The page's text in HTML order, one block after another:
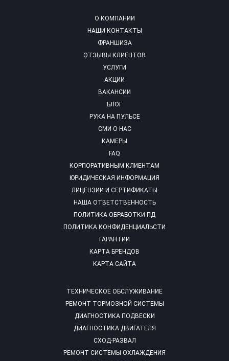
О КОМПАНИИ
НАШИ КОНТАКТЫ
ФРАНШИЗА
ОТЗЫВЫ КЛИЕНТОВ
УСЛУГИ
АКЦИИ
ВАКАНСИИ
БЛОГ
РУКА НА ПУЛЬСЕ
СМИ О НАС
КАМЕРЫ
FAQ
ТЕХНИЧЕСКОЕ ОБСЛУЖИВАНИЕ
РЕМОНТ ТОРМОЗНОЙ СИСТЕМЫ
ДИАГНОСТИКА ПОДВЕСКИ
ДИАГНОСТИКА ДВИГАТЕЛЯ
СХОД-РАЗВАЛ
РЕМОНТ СИСТЕМЫ ОХЛАЖДЕНИЯ
КОРПОРАТИВНЫМ КЛИЕНТАМ
ЮРИДИЧЕСКАЯ ИНФОРМАЦИЯ
ЛИЦЕНЗИИ И СЕРТИФИКАТЫ
НАША ОТВЕТСТВЕННОСТЬ
ПОЛИТИКА ОБРАБОТКИ ПД
ПОЛИТИКА КОНФИДЕНЦИАЛЬСТИ
ГАРАНТИИ
КАРТА БРЕНДОВ
КАРТА САЙТА